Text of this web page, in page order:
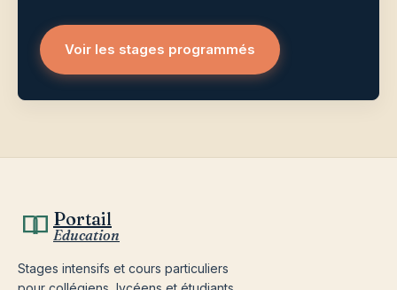
Voir les stages programmés
Portail
Education
Stages intensifs et cours particuliers